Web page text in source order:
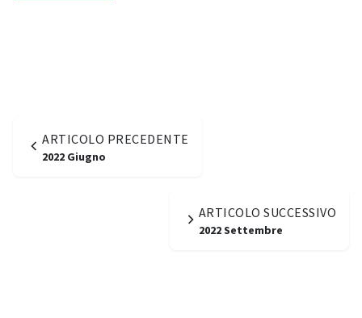
ARTICOLO PRECEDENTE
2022 Giugno
ARTICOLO SUCCESSIVO
2022 Settembre